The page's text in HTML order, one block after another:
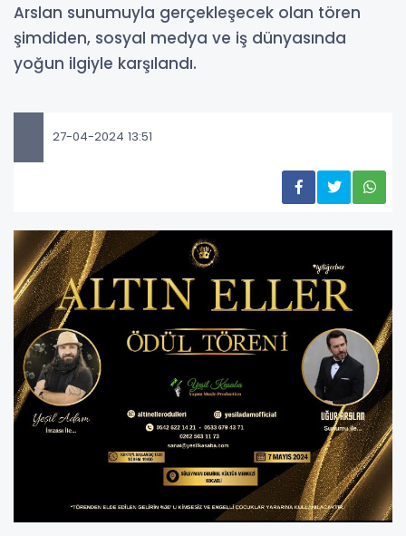
Arslan sunumuyla gerçekleşecek olan tören
şimdiden, sosyal medya ve iş dünyasında
yoğun ilgiyle karşılandı.
27-04-2024 13:51